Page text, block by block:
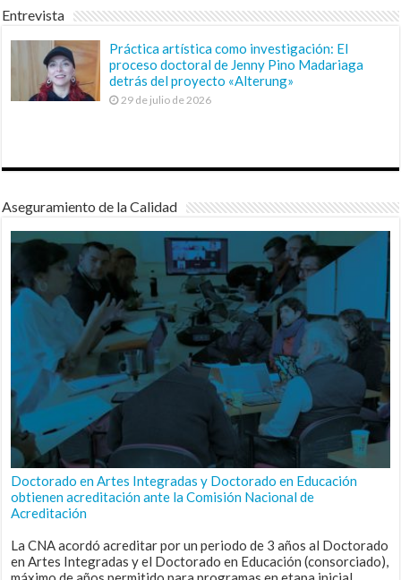
Entrevista
Práctica artística como investigación: El
proceso doctoral de Jenny Pino Madariaga
detrás del proyecto «Alterung»
29 de julio de 2026
Aseguramiento de la Calidad
Doctorado en Artes Integradas y Doctorado en Educación
obtienen acreditación ante la Comisión Nacional de
Acreditación
La CNA acordó acreditar por un periodo de 3 años al Doctorado
en Artes Integradas y el Doctorado en Educación (consorciado),